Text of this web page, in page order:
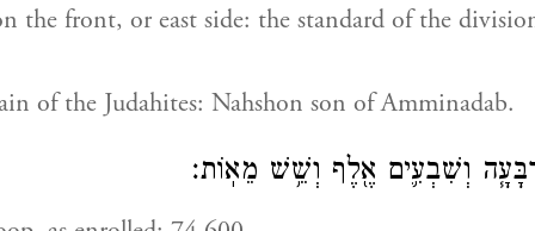
the front, or east side: the standard of the
of the Judahites: Nahshon son of Amminadab.
וְשִׁבְעִ֛ים אֶ֖לֶף וְשֵׁ֥שׁ מֵאֽוֹת׃